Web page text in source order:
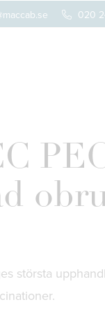
020
största